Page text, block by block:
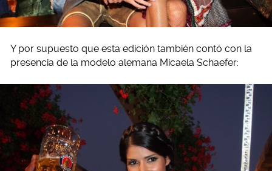
Y por supuesto que esta edición también contó con la
presencia de la modelo alemana Micaela Schaefer: